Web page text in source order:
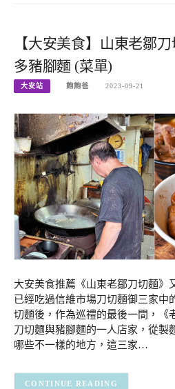
【大安美食】山東老鄒
多豬腳麵 (菜單)
大安站 飽飽爸 2023-09-21
大安美食推薦《山東老鄒刀切麵》
已經吃過信維市場刀切麵御三家中
切麵後，作為巡禮的最後一間，《
刀切麵與豬腳麵的一人店家，從製
哪些不一樣的地方，這三家…
CONTINUE READING